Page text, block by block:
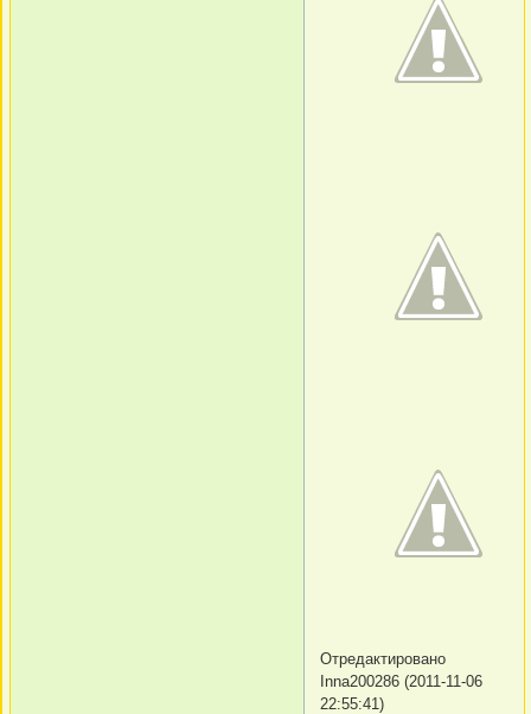
Отредактировано
Inna200286 (2011-11-06
22:55:41)